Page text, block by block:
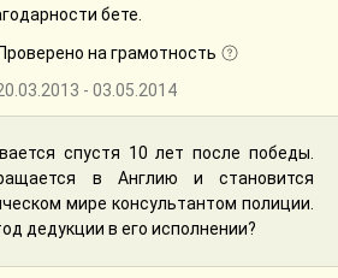
бете.
Проверено на грамотность
- 03.05.2014
спустя 10 лет после победы.
в Англию и становится
мире консультантом полиции.
дедукции в его исполнении?